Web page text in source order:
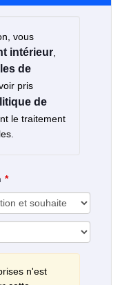
vous
intérieur,
de
pris
de
le traitement
n'est